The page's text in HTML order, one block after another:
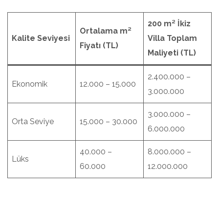
Kalite Seviyesi
Ortalama m²
Fiyatı (TL)
200 m² İkiz
Villa Toplam
Maliyeti (TL)
Ekonomik 12.000 – 15.000
2.400.000 –
3.000.000
Orta Seviye 15.000 – 30.000
3.000.000 –
6.000.000
Lüks
40.000 –
60.000
8.000.000 –
12.000.000